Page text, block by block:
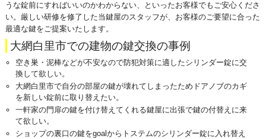
うな錠前にすればいいのかわからない、といったお客様でもご安心くださ
い。厳しい研修を修了した当鍵屋のスタッフが、お客様のご要望に合った
最適な鍵をご提案いたします。
大網白里市での建物の鍵交換の事例
空き巣・泥棒などが不安なので防犯対策に適したシリンダー錠に交
換して欲しい。
大網白里市で自分の部屋の鍵が壊れてしまったためドアノブのカギ
を新しい錠前に取り替えたい。
一軒家の門扉の鍵を付け替えてくれる鍵屋に出張で鍵の付替えに来
て欲しい。
ショップの裏口の鍵をgoalからトステムのシリンダー錠に入れ替え